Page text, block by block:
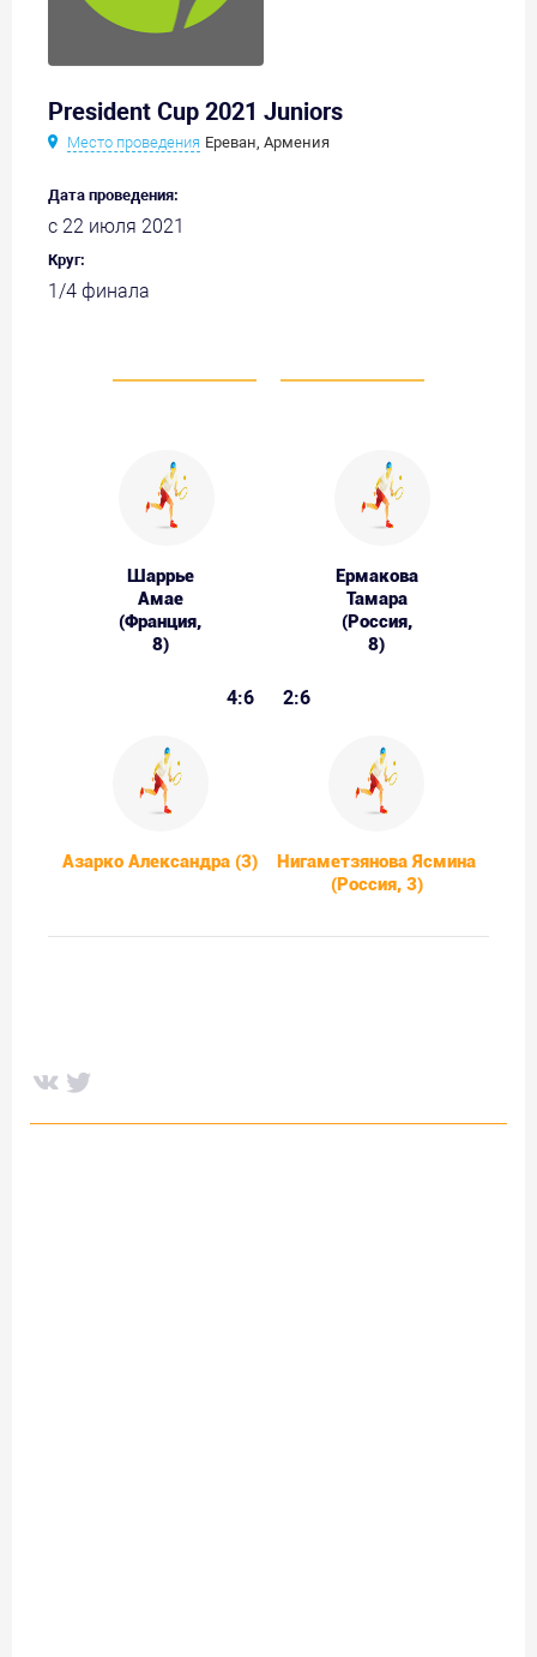
President Cup 2021 Juniors
Место проведения Ереван, Армения
Дата проведения:
с 22 июля 2021
Круг:
1/4 финала
Шаррье
Амае
(Франция,
8)
Ермакова
Тамара
(Россия,
8)
4:6 2:6
Азарко Александра (3)
Нигаметзянова Ясмина
(Россия, 3)